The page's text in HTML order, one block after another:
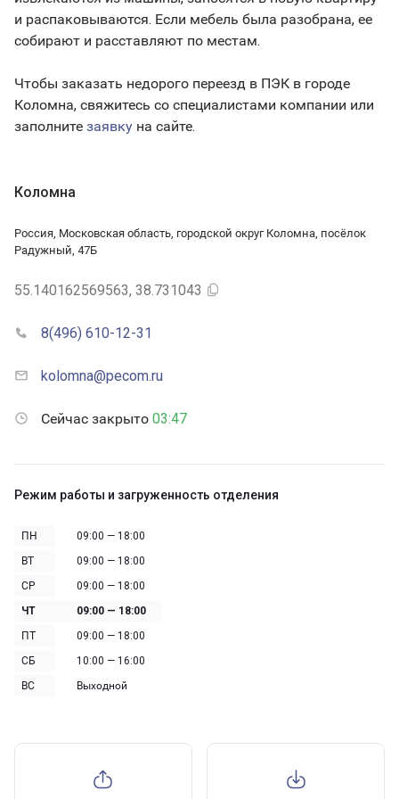
и распаковываются. Если мебель была разобрана, ее
собирают и расставляют по местам.
Чтобы заказать недорого переезд в ПЭК в городе
Коломна, свяжитесь со специалистами компании или
заполните заявку на сайте.
Коломна
Россия, Московская область, городской округ Коломна, посёлок
Радужный, 47Б
55.140162569563, 38.731043
8(496) 610-12-31
kolomna@pecom.ru
Сейчас закрыто 03:47
Режим работы и загруженность отделения
ПН
09:00 — 18:00
ВТ
09:00 — 18:00
СР
09:00 — 18:00
ЧТ
09:00 — 18:00
ПТ
09:00 — 18:00
СБ
10:00 — 16:00
ВС
Выходной